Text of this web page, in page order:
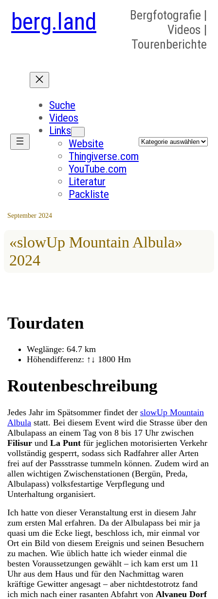
berg.land
Bergfotografie |
Videos |
Tourenberichte
Suche
Videos
Links
Website
Thingiverse.com
YouTube.com
Literatur
Packliste
Kategorien
September 2024
«slowUp Mountain Albula»
2024
Tourdaten
Weglänge: 64.7 km
Höhendifferenz: ↑↓ 1800 Hm
Routenbeschreibung
Jedes Jahr im Spätsommer findet derslowUp Mountain
Albula statt. Bei diesem Event wird die Strasse über den
Albulapass an einem Tag von 8 bis 17 Uhr zwischen
Filisur undLa Punt für jeglichen motorisierten Verkehr
vollständig gesperrt, sodass sich Radfahrer aller Arten
frei auf der Passstrasse tummeln können. Zudem wird an
allen wichtigen Zwischenstationen (Bergün, Preda,
Albulapass) volksfestartige Verpflegung und
Unterhaltung organisiert.
Ich hatte von dieser Veranstaltung erst in diesem Jahr
zum ersten Mal erfahren. Da der Albulapass bei mir ja
quasi um die Ecke liegt, beschloss ich, mir einmal vor
Ort ein Bild von diesem Ereignis und seinen Besuchern
zu machen. Wie üblich hatte ich wieder einmal die
besten Voraussetzungen gewählt – ich kam erst um 11
Uhr aus dem Haus und für den Nachmittag waren
kräftige Gewitter angesagt – aber nichtdestotrotz fand
ich mich nach einer rasanten Abfahrt vonAlvaneu Dorf